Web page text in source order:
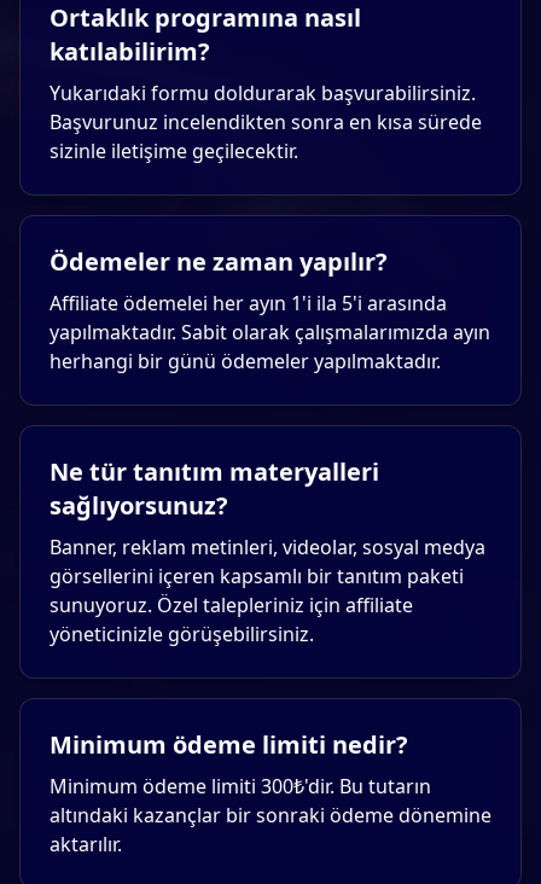
Ortaklık programına nasıl
katılabilirim?
Yukarıdaki formu doldurarak başvurabilirsiniz.
Başvurunuz incelendikten sonra en kısa sürede
sizinle iletişime geçilecektir.
Ödemeler ne zaman yapılır?
Affiliate ödemelei her ayın 1'i ila 5'i arasında
yapılmaktadır. Sabit olarak çalışmalarımızda ayın
herhangi bir günü ödemeler yapılmaktadır.
Ne tür tanıtım materyalleri
sağlıyorsunuz?
Banner, reklam metinleri, videolar, sosyal medya
görsellerini içeren kapsamlı bir tanıtım paketi
sunuyoruz. Özel talepleriniz için affiliate
yöneticinizle görüşebilirsiniz.
Minimum ödeme limiti nedir?
Minimum ödeme limiti 300₺'dir. Bu tutarın
altındaki kazançlar bir sonraki ödeme dönemine
aktarılır.